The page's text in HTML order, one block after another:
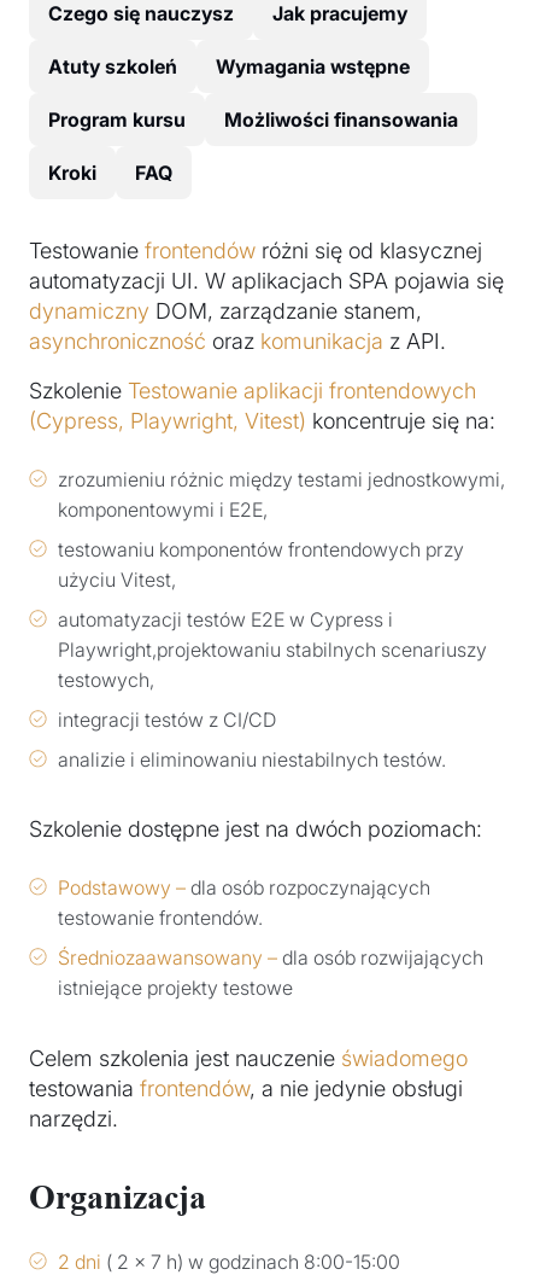
Czego się nauczysz Jak pracujemy
Atuty szkoleń Wymagania wstępne
Program kursu Możliwości finansowania
Kroki FAQ
Testowanie frontendów różni się od klasycznej
automatyzacji UI. W aplikacjach SPA pojawia się
dynamiczny DOM, zarządzanie stanem,
asynchroniczność oraz komunikacja z API.
Szkolenie Testowanie aplikacji frontendowych
(Cypress, Playwright, Vitest) koncentruje się na:
zrozumieniu różnic między testami jednostkowymi,
komponentowymi i E2E,
testowaniu komponentów frontendowych przy
użyciu Vitest,
automatyzacji testów E2E w Cypress i
Playwright,projektowaniu stabilnych scenariuszy
testowych,
integracji testów z CI/CD
analizie i eliminowaniu niestabilnych testów.
Szkolenie dostępne jest na dwóch poziomach:
Podstawowy – dla osób rozpoczynających
testowanie frontendów.
Średniozaawansowany – dla osób rozwijających
istniejące projekty testowe
Celem szkolenia jest nauczenie świadomego
testowania frontendów, a nie jedynie obsługi
narzędzi.
Organizacja
2 dni ( 2 x 7 h) w godzinach 8:00-15:00